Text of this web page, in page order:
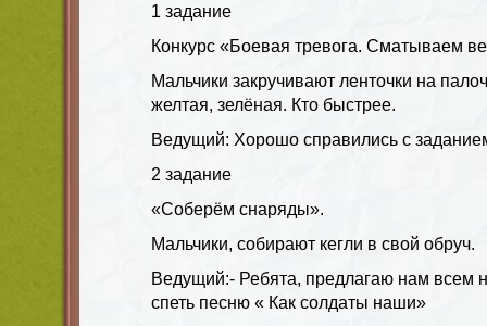
1 задание
Конкурс «Боевая тревога. Сматываем
Мальчики закручивают ленточки на
желтая, зелёная. Кто быстрее.
Ведущий: Хорошо справились с
2 задание
«Соберём снаряды».
Мальчики, собирают кегли в свой обруч.
Ведущий:- Ребята, предлагаю нам всем
спеть песню « Как солдаты наши»